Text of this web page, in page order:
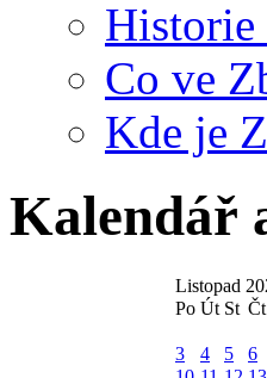
Historie
Co ve
Kde je
Kalendář
Listopad
Po Út St Čt
3
4 5 6